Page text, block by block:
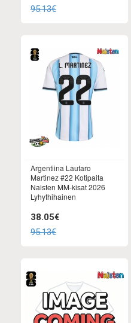
95.13€
Argentiina Lautaro
Martinez #22 Kotipaita
Naisten MM-kisat 2026
Lyhythihainen
38.05€
95.13€